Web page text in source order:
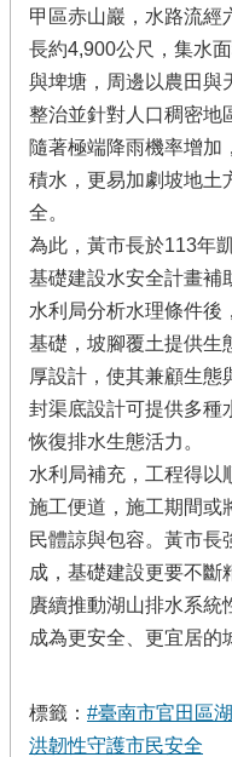
甲區赤山巖，水路流經
長約4,900公尺，集水
與埤塘，周邊以農田與
整治並針對人口稠密地
隨著極端降雨機率增加
積水，更易加劇坡地土
全。
為此，黃市長於113年
基礎建設水安全計畫補
水利局分析水理條件後
基礎，坡腳覆土提供生
厚設計，使其兼顧生態
封渠底設計可提供多種
恢復排水生態活力。
水利局補充，工程得以
施工便道，施工期間或
民體諒與包容。黃市長
成，基礎建設更要不斷
賡續推動湖山排水系統
成為更安全、更宜居的
標籤： #臺南市官田區
洪韌性守護市民安全